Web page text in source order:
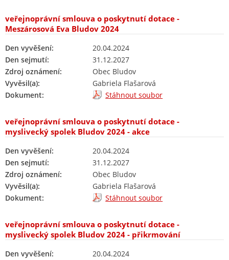
veřejnoprávní smlouva o poskytnutí dotace -
Meszárosová Eva Bludov 2024
Den vyvěšení:
20.04.2024
Den sejmutí:
31.12.2027
Zdroj oznámení:
Obec Bludov
Vyvěsil(a):
Gabriela Flašarová
Dokument:
Stáhnout soubor
veřejnoprávní smlouva o poskytnutí dotace -
myslivecký spolek Bludov 2024 - akce
Den vyvěšení:
20.04.2024
Den sejmutí:
31.12.2027
Zdroj oznámení:
Obec Bludov
Vyvěsil(a):
Gabriela Flašarová
Dokument:
Stáhnout soubor
veřejnoprávní smlouva o poskytnutí dotace -
myslivecký spolek Bludov 2024 - přikrmování
Den vyvěšení: 20.04.2024